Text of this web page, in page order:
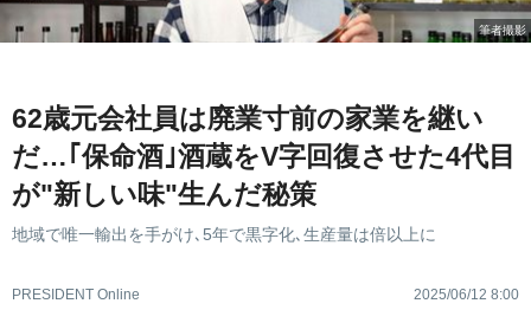
筆者撮影
62歳元会社員は廃業寸前の家業を継い
だ…｢保命酒｣酒蔵をV字回復させた4代目
が"新しい味"生んだ秘策
地域で唯一輸出を手がけ､5年で黒字化､生産量は倍以上に
PRESIDENT Online 2025/06/12 8:00